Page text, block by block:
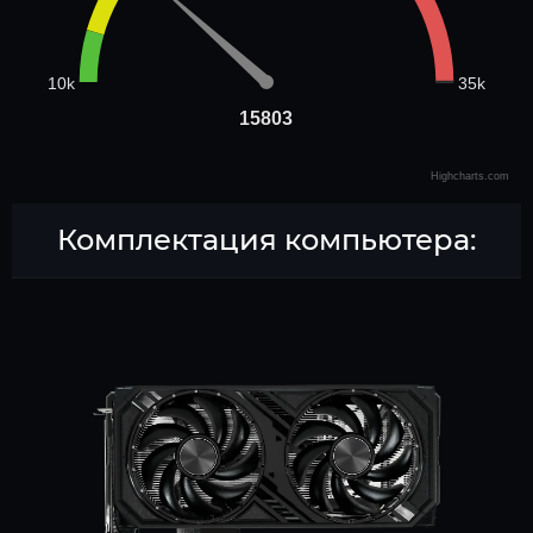
15803
15803
10k 35k
Highcharts.com
Комплектация компьютера: